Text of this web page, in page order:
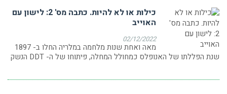
כילות או לא להיות. כתבה מס' 2: לישון עם
האוייב
02/12/2022
מאה ואחת שנות מלחמה במלריה החלו ב- 1897
שנת הפללתו של האנופלס כמחולל המחלה, פיתוחו של ה- DDT הנשק